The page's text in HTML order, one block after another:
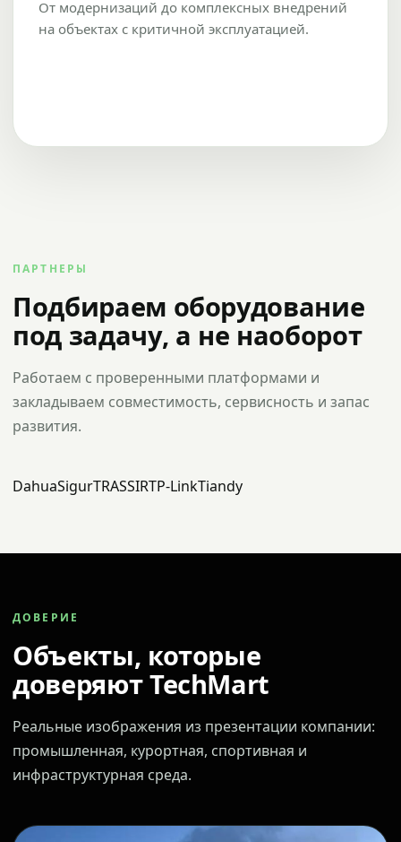
От модернизаций до комплексных внедрений
на объектах с критичной эксплуатацией.
ПАРТНЕРЫ
Подбираем оборудование
под задачу, а не наоборот
Работаем с проверенными платформами и
закладываем совместимость, сервисность и запас
развития.
DahuaSigurTRASSIRTP-LinkTiandy
ДОВЕРИЕ
Объекты, которые
доверяют TechMart
Реальные изображения из презентации компании:
промышленная, курортная, спортивная и
инфраструктурная среда.